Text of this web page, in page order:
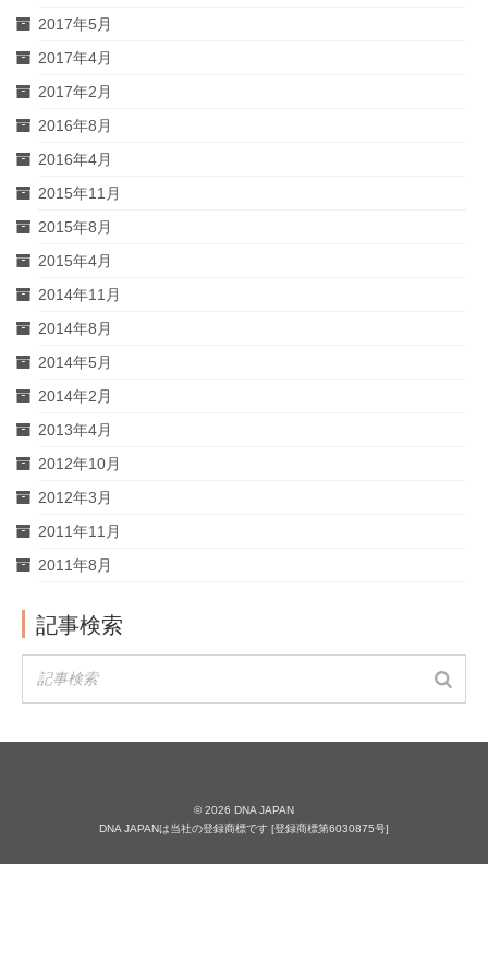
2017年5月
2017年4月
2017年2月
2016年8月
2016年4月
2015年11月
2015年8月
2015年4月
2014年11月
2014年8月
2014年5月
2014年2月
2013年4月
2012年10月
2012年3月
2011年11月
2011年8月
記事検索
© 2026 DNA JAPAN
DNA JAPANは当社の登録商標です [登録商標第6030875号]